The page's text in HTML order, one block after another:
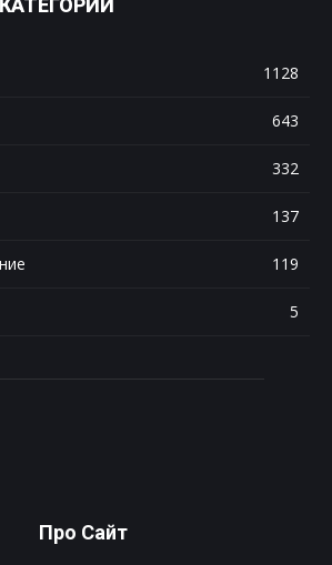
1128
643
332
137
119
5
Про Сайт